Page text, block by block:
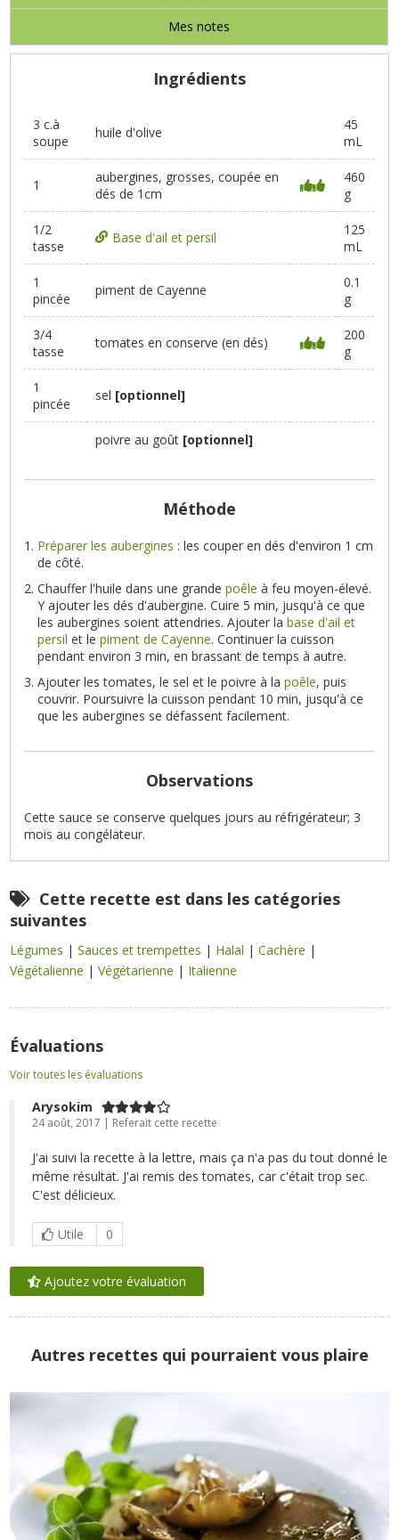
Mes notes
Ingrédients
3 c.à
soupe
huile d'olive
45
mL
1
aubergines, grosses, coupée en
dés de 1cm
460
g
1/2
tasse
Base d'ail et persil
125
mL
1
pincée
piment de Cayenne
0.1
g
3/4
tasse
tomates en conserve (en dés)
200
g
1
pincée
sel [optionnel]
poivre au goût [optionnel]
Méthode
Préparer les aubergines : les couper en dés d'environ 1 cm
de côté.
Chauffer l'huile dans une grandepoêle à feu moyen-élevé.
Y ajouter les dés d'aubergine. Cuire 5 min, jusqu'à ce que
les aubergines soient attendries. Ajouter labase d'ail et
persil et lepiment de Cayenne. Continuer la cuisson
pendant environ 3 min, en brassant de temps à autre.
Ajouter les tomates, le sel et le poivre à lapoêle, puis
couvrir. Poursuivre la cuisson pendant 10 min, jusqu'à ce
que les aubergines se défassent facilement.
Observations
Cette sauce se conserve quelques jours au réfrigérateur; 3
mois au congélateur.
Cette recette est dans les catégories
suivantes
Légumes |Sauces et trempettes | Halal |Cachère |
Végétalienne |Végétarienne | Italienne
Évaluations
Voir toutes les évaluations
Arysokim
24 août, 2017 | Referait cette recette
J'ai suivi la recette à la lettre, mais ça n'a pas du tout donné le
même résultat. J'ai remis des tomates, car c'était trop sec.
C'est délicieux.
Utile 0
Ajoutez votre évaluation
Autres recettes qui pourraient vous plaire